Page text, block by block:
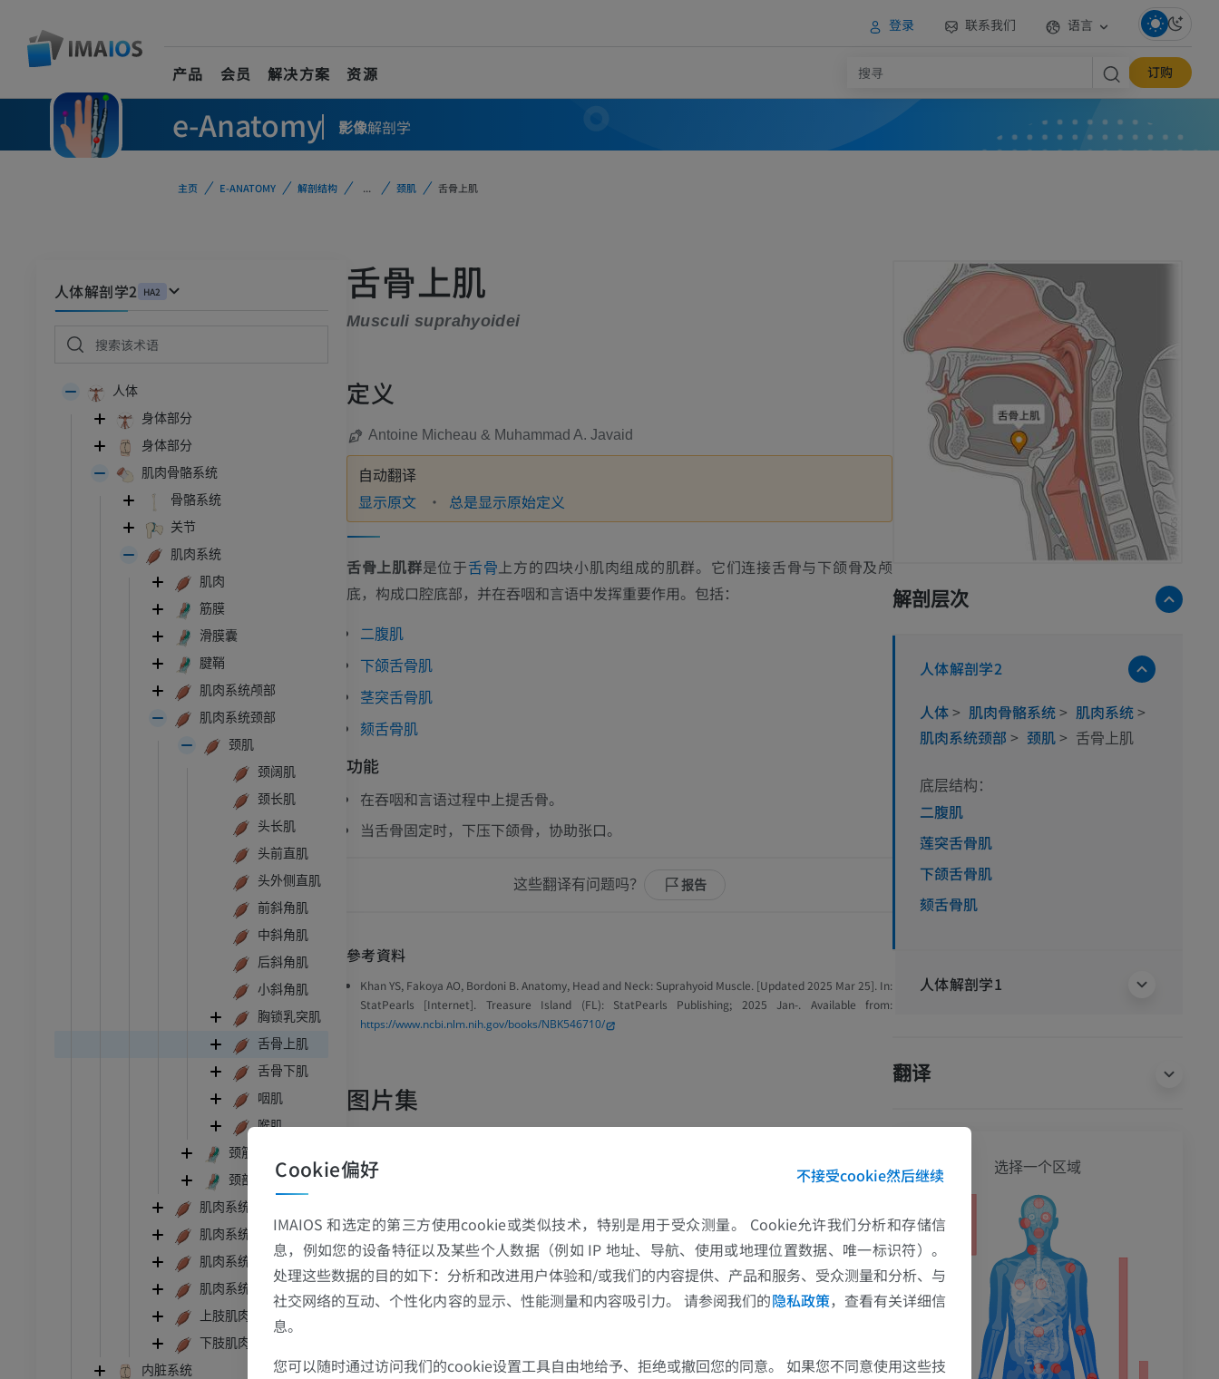
登录 联系我们 语言
产品 会员 解决方案 资源 订购
e-Anatomy 影像解剖学
主页 E-ANATOMY 解剖结构 ... 颈肌 舌骨上肌
人体解剖学2 HA2
人体
身体部分
身体部分
肌肉骨骼系统
骨骼系统
关节
肌肉系统
肌肉
筋膜
滑膜囊
腱鞘
肌肉系统颅部
肌肉系统颈部
颈肌
颈阔肌
颈长肌
头长肌
头前直肌
头外侧直肌
前斜角肌
中斜角肌
后斜角肌
小斜角肌
胸锁乳突肌
舌骨上肌
舌骨下肌
咽肌
喉肌
颈筋膜
颈部滑囊
肌肉系统背部
肌肉系统胸部
肌肉系统腹部
肌肉系统盆部
上肢肌肉系统
下肢肌肉系统
内脏系统
舌骨上肌
Musculi suprahyoidei
定义
Antoine Micheau & Muhammad A. Javaid
自动翻译
显示原文 总是显示原始定义
舌骨上肌群是位于舌骨 上方的四块小肌肉组成的肌群。它们连接舌骨与下颌骨及颅
底，构成口腔底部，并在吞咽和言语中发挥重要作用。包括：
二腹肌
下颌舌骨肌
茎突舌骨肌
颏舌骨肌
功能
在吞咽和言语过程中上提舌骨。
当舌骨固定时，下压下颌骨，协助张口。
这些翻译有问题吗？ 报告
參考資料
Khan YS, Fakoya AO, Bordoni B. Anatomy, Head and Neck: Suprahyoid Muscle. [Updated 2025 Mar 25]. In:
StatPearls [Internet]. Treasure Island (FL): StatPearls Publishing; 2025 Jan-. Available from:
https://www.ncbi.nlm.nih.gov/books/NBK546710/
图片集
解剖层次
人体解剖学2
人体> 肌肉骨骼系统> 肌肉系统>
肌肉系统颈部 > 颈肌> 舌骨上肌
底层结构：
二腹肌
莲突舌骨肌
下颌舌骨肌
颏舌骨肌
人体解剖学1
翻译
跗 - 足
踝关节磁共振成像
MRI
优质会员
前足MRI
MRI
MRI
优质会员
肩MRI
优质会员
插画
优质会员
下肢X光照片
免費
选择一个区域
Cookie偏好 不接受cookie然后继续
IMAIOS 和选定的第三方使用cookie或类似技术，特别是用于受众测量。 Cookie允许我们分析和存储信
息，例如您的设备特征以及某些个人数据（例如 IP 地址、导航、使用或地理位置数据、唯一标识符）。
处理这些数据的目的如下：分析和改进用户体验和/或我们的内容提供、产品和服务、受众测量和分析、与
社交网络的互动、个性化内容的显示、性能测量和内容吸引力。 请参阅我们的隐私政策，查看有关详细信
息。
您可以随时通过访问我们的cookie设置工具自由地给予、拒绝或撤回您的同意。 如果您不同意使用这些技